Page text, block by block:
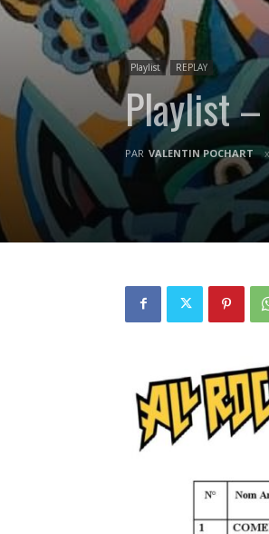
Playlist REPLAY
Playlist –
PAR VALENTIN POCHART